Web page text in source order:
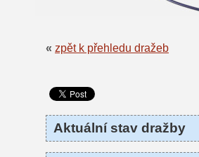
« zpět k přehledu dražeb
Aktuální stav dražby